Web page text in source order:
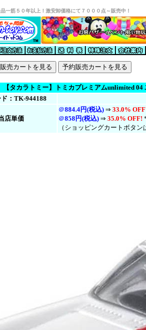
一筋５０年以上！激安卸価格にて７０００点～販売中！
【タカラトミー】トミカプレミアムunlimited
：TK-944188
店単価
＠884.4円(税込) ⇒ 33.0%
＠858円(税込) ⇒ 35.0% OFF!
（ショッピングカートボタ